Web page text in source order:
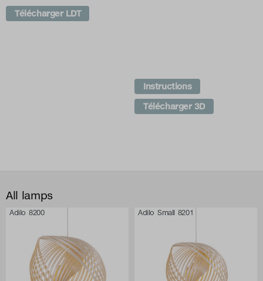
Télécharger LDT
Instructions
Télécharger 3D
All lamps
Adilo 8200 Adilo Small 8201